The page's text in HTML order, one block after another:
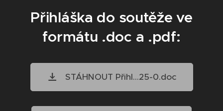
Přihláška do soutěže ve
formátu .doc a .pdf:
STÁHNOUT Přihl...25-0.doc